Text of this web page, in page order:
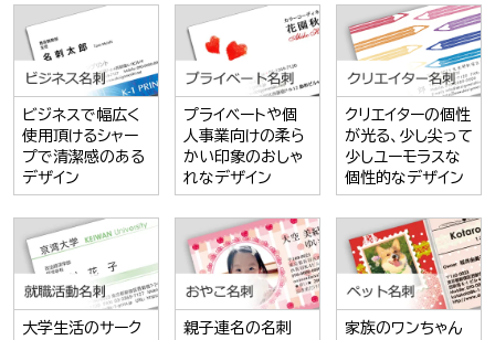
ビジネスで幅広く
使用頂けるシャー
プで清潔感のある
デザイン
プライベートや個
人事業向けの柔ら
かい印象のおしゃ
れなデザイン
クリエイターの個性
が光る、少し尖って
少しユーモラスな
個性的なデザイン
大学生活のサーク
親子連名の名刺
家族のワンちゃん